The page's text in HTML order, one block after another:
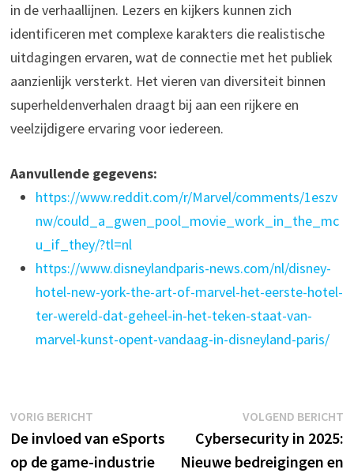
in de verhaallijnen. Lezers en kijkers kunnen zich
identificeren met complexe karakters die realistische
uitdagingen ervaren, wat de connectie met het publiek
aanzienlijk versterkt. Het vieren van diversiteit binnen
superheldenverhalen draagt bij aan een rijkere en
veelzijdigere ervaring voor iedereen.
Aanvullende gegevens:
https://www.reddit.com/r/Marvel/comments/1eszv
nw/could_a_gwen_pool_movie_work_in_the_mc
u_if_they/?tl=nl
https://www.disneylandparis-news.com/nl/disney-
hotel-new-york-the-art-of-marvel-het-eerste-hotel-
ter-wereld-dat-geheel-in-het-teken-staat-van-
marvel-kunst-opent-vandaag-in-disneyland-paris/
Bericht
navigatie
VORIG BERICHTVorig
bericht:
De invloed van eSports
op de game-industrie
VOLGEND BERICHT
Cybersecurity in 2025:
Nieuwe bedreigingen en